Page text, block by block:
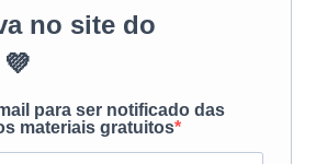
no site do
para ser notificado das
materiais gratuitos